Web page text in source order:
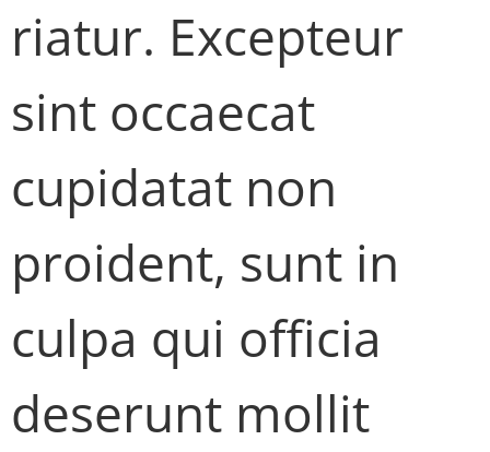
riatur. Excepteur
sint occaecat
cupidatat non
proident, sunt in
culpa qui officia
deserunt mollit